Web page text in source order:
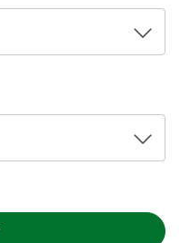
na CLDF podem